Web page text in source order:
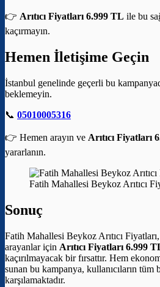
👉 Arıtıcı Fiyatları 6.999 TL ile bu
kaçırmayın.
Hemen İletişime Geçin
İstanbul genelinde geçerli bu
beklemeyin.
📞 05010005316
👉 Hemen arayın ve Arıtıcı Fiyatları
yararlanın.
Fatih Mahallesi Beykoz Arıtıcı
Sonuç
Fatih Mahallesi Beykoz Arıtıcı
arayanlar için Arıtıcı Fiyatları 6.999
kaçırılmayacak bir fırsattır. Hem
sunan bu kampanya, kullanıcıların tüm
karşılamaktadır.